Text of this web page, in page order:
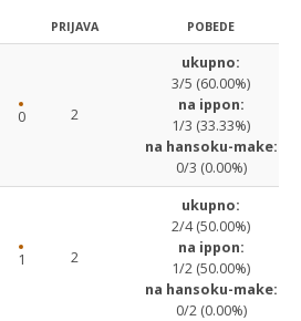
PRIJAVA POBEDE
0 2
ukupno:
3/5 (60.00%)
na ippon:
1/3 (33.33%)
na hansoku-make:
0/3 (0.00%)
1 2
ukupno:
2/4 (50.00%)
na ippon:
1/2 (50.00%)
na hansoku-make:
0/2 (0.00%)